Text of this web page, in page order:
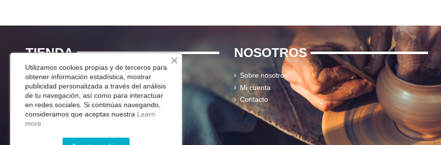
TIENDA
Menaje Mesa
Para Tu Cocina
Decoracion
Jardín
NOSOTROS
Sobre nosotros
Mi cuenta
Contacto
Utilizamos cookies propias y de terceros para
obtener información estadística, mostrar
publicidad personalizada a través del análisis
de tu navegación, así como para interactuar
en redes sociales. Si continúas navegando,
consideramos que aceptas nuestra Learn
more.